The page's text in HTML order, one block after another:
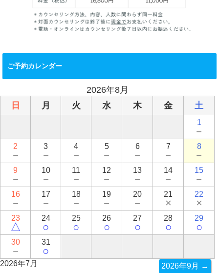
ご予約カレンダー
2026年8月
日
月 火 水 木 金 土
1
－
2
－
3
－
4
－
5
－
6
－
7
－
8
－
9
－
10
－
11
－
12
－
13
－
14
－
15
－
16
－
17
－
18
－
19
－
20
－
21
×
22
×
23
△
24
○
25
○
26
○
27
○
28
○
29
○
30
－
31
○
2026年7月 2026年9月 →